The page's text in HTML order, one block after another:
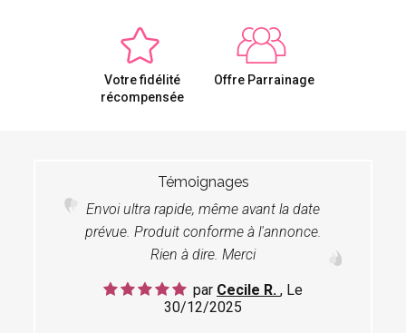
Votre fidélité
récompensée
Offre Parrainage
Témoignages
Envoi ultra rapide, même avant la date
prévue. Produit conforme à l'annonce.
Rien à dire. Merci
par Cecile R. , Le
30/12/2025